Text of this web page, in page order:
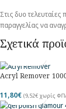
Στις δυο τελευταίες
παραγγελίας να
Σχετικά
Acryl Remover
11,80€ (9,52€ χωρίς